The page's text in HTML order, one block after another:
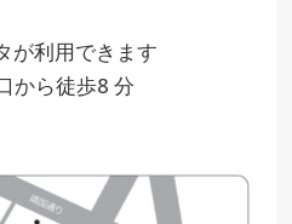
が利用できます
から徒歩8 分